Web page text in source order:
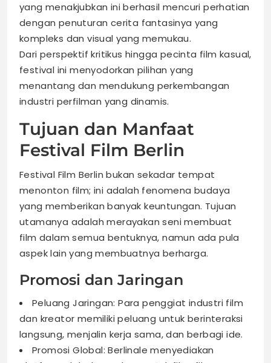
yang menakjubkan ini berhasil mencuri perhatian
dengan penuturan cerita fantasinya yang
kompleks dan visual yang memukau.
Dari perspektif kritikus hingga pecinta film kasual,
festival ini menyodorkan pilihan yang
menantang dan mendukung perkembangan
industri perfilman yang dinamis.
Tujuan dan Manfaat
Festival Film Berlin
Festival Film Berlin bukan sekadar tempat
menonton film; ini adalah fenomena budaya
yang memberikan banyak keuntungan. Tujuan
utamanya adalah merayakan seni membuat
film dalam semua bentuknya, namun ada pula
aspek lain yang membuatnya berharga.
Promosi dan Jaringan
Peluang Jaringan: Para penggiat industri film
dan kreator memiliki peluang untuk berinteraksi
langsung, menjalin kerja sama, dan berbagi ide.
Promosi Global: Berlinale menyediakan